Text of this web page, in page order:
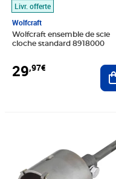
Livr. offerte
Wolfcraft
Wolfcraft ensemble de scie
cloche standard 8918000
29,97€